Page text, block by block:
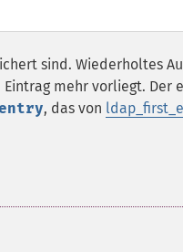
sind. Wiederholtes
mehr vorliegt. Der
, das von